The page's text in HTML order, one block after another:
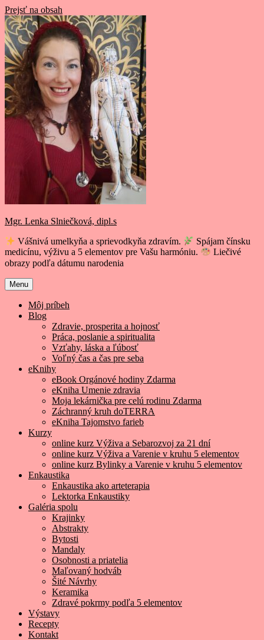
Prejsť na obsah
Mgr. Lenka Slniečková, dipl.s
Vášnivá umelkyňa a sprievodkyňa zdravím.
Spájam čínsku
medicínu, výživu a 5 elementov pre Vašu harmóniu.
Liečivé
obrazy podľa dátumu narodenia
Menu
Môj príbeh
Blog
Zdravie, prosperita a hojnosť
Práca, poslanie a spiritualita
Vzťahy, láska a ľúbosť
Voľný čas a čas pre seba
eKnihy
eBook Orgánové hodiny Zdarma
eKniha Umenie zdravia
Moja lekárnička pre celú rodinu Zdarma
Záchranný kruh doTERRA
eKniha Tajomstvo farieb
Kurzy
online kurz Výživa a Sebarozvoj za 21 dní
online kurz Výživa a Varenie v kruhu 5 elementov
online kurz Bylinky a Varenie v kruhu 5 elementov
Enkaustika
Enkaustika ako arteterapia
Lektorka Enkaustiky
Galéria spolu
Krajinky
Abstrakty
Bytosti
Mandaly
Osobnosti a priatelia
Maľovaný hodváb
Šité Návrhy
Keramika
Zdravé pokrmy podľa 5 elementov
Výstavy
Recepty
Kontakt